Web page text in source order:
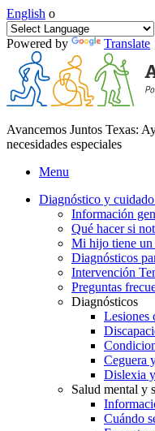
English o
Powered by Translate
Avancemos Juntos Texas:
necesidades especiales
Menu
Diagnóstico y
Información
Qué hacer si
Mi hijo tiene un
Diagnósticos
Intervención
Preguntas
Diagnósticos
Lesiones
Ceguera
Dislexia
Salud mental y
Cuándo